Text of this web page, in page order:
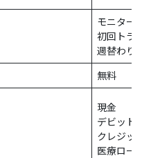
モニター
初回トラ
週替わり
無料
現金
デビット
クレジッ
医療ロー